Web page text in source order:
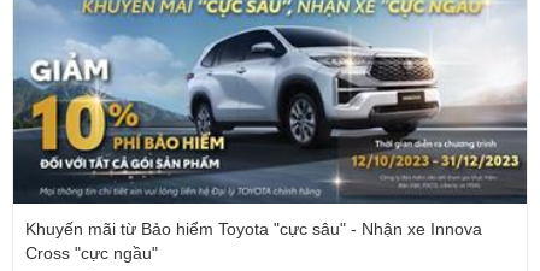
Khuyến mãi từ Bảo hiểm Toyota "cực sâu" - Nhận xe Innova
Cross "cực ngầu"